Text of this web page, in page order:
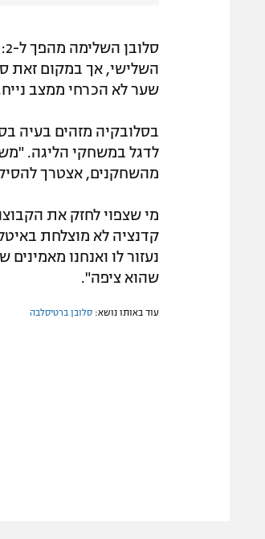
השלישי, אך במקום זאת
שער לא הכרחי ממצב
בסלובקיה מזהים בעיה
לדגל במשחקי הליגה.
מהשחקנים, אצטרך
מי שצפוי לחזק את
קדנציה לא מוצלחת
נעזור לו ואנחנו
שהוא ציפה".
עוד באותו נושא: סלובן ברטיסלבה